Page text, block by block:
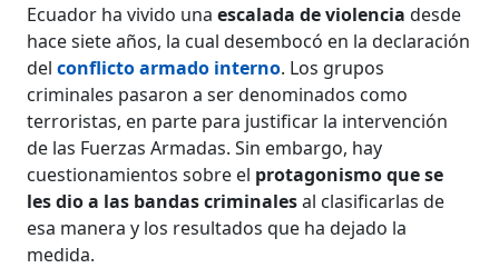
Ecuador ha vivido unaescalada de violencia desde
hace siete años, la cual desembocó en la declaración
delconflicto armado interno. Los grupos
criminales pasaron a ser denominados como
terroristas, en parte para justificar la intervención
de las Fuerzas Armadas. Sin embargo, hay
cuestionamientos sobre el protagonismo que se
les dio a las bandas criminalesal clasificarlas de
esa manera y los resultados que ha dejado la
medida.